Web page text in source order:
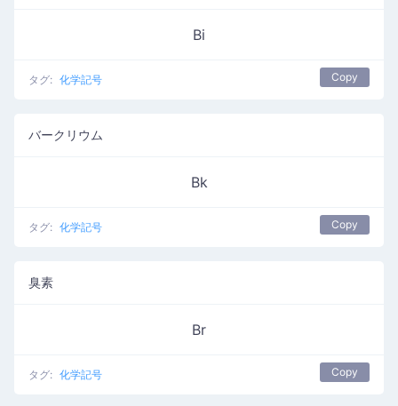
Bi
タグ: 化学記号 Copy
バークリウム
Bk
タグ: 化学記号 Copy
臭素
Br
タグ: 化学記号 Copy